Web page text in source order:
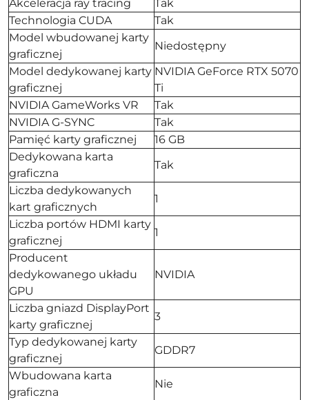
Akceleracja ray tracing
Tak
Technologia CUDA
Tak
Model wbudowanej karty
graficznej
Niedostępny
Model dedykowanej karty
graficznej
NVIDIA GeForce RTX 5070
Ti
NVIDIA GameWorks VR
Tak
NVIDIA G-SYNC
Tak
Pamięć karty graficznej
16 GB
Dedykowana karta
graficzna
Tak
Liczba dedykowanych
kart graficznych
1
Liczba portów HDMI karty
graficznej
1
Producent
dedykowanego układu
GPU
NVIDIA
Liczba gniazd DisplayPort
karty graficznej
3
Typ dedykowanej karty
graficznej
GDDR7
Wbudowana karta
graficzna
Nie